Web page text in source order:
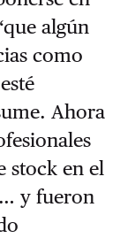
algún
como
Ahora
stock en el
y fueron